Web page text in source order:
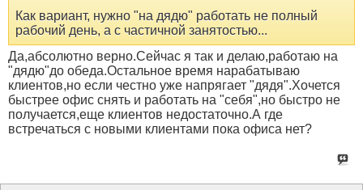
Как вариант, нужно "на дядю" работать не полный
рабочий день, а с частичной занятостью...
Да,абсолютно верно.Сейчас я так и делаю,работаю на
"дядю"до обеда.Остальное время нарабатываю
клиентов,но если честно уже напрягает "дядя".Хочется
быстрее офис снять и работать на "себя",но быстро не
получается,еще клиентов недостаточно.А где
встречаться с новыми клиентами пока офиса нет?